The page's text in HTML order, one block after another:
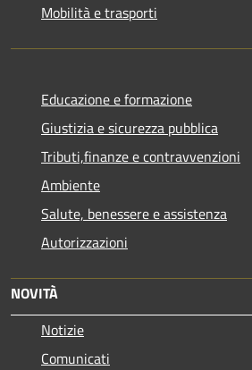
Mobilità e trasporti
Educazione e formazione
Giustizia e sicurezza pubblica
Tributi,finanze e contravvenzioni
Ambiente
Salute, benessere e assistenza
Autorizzazioni
NOVITÀ
Notizie
Comunicati